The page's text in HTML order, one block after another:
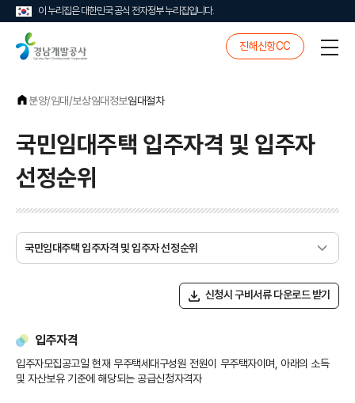
이 누리집은 대한민국 공식 전자정부 누리집입니다.
남
공
진해신항CC
전
분양/임대/보상임대정보임대절차
국민임대주택 입주자격 및 입주자
선정순위
신청시 구비서류 다운로드 받기
입주자격
입주자모집공고일 현재 무주택세대구성원 전원이 무주택자이며, 아래의 소득
및 자산보유 기준에 해당되는 공급신청자격자